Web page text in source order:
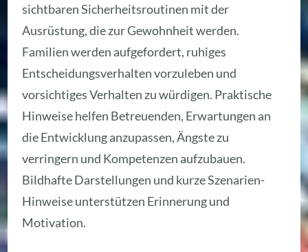
sichtbaren Sicherheitsroutinen mit der
Ausrüstung, die zur Gewohnheit werden.
Familien werden aufgefordert, ruhiges
Entscheidungsverhalten vorzuleben und
vorsichtiges Verhalten zu würdigen. Praktische
Hinweise helfen Betreuenden, Erwartungen an
die Entwicklung anzupassen, Ängste zu
verringern und Kompetenzen aufzubauen.
Bildhafte Darstellungen und kurze Szenarien-
Hinweise unterstützen Erinnerung und
Motivation.